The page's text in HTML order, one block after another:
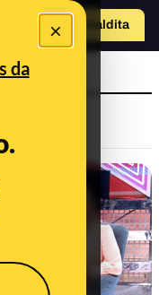
×
da
Hazte Maldita